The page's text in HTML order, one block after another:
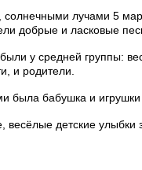
лучами 5
добрые и ласковые
у средней группы:
и родители.
была бабушка и
детские улыбки